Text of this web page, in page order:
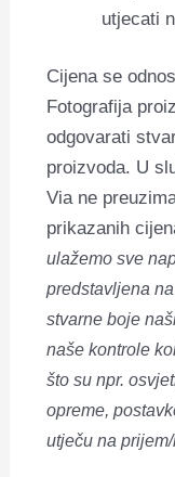
utjecati
Cijena se
Fotografija
odgovarati
proizvoda. U
Via ne
prikazanih
ulažemo sve
predstavljena
stvarne boje
naše kontrole
što su npr.
opreme,
utječu na